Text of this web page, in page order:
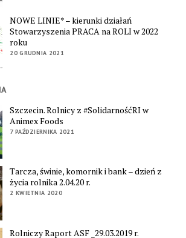
NOWE LINIE* – kierunki działań
Stowarzyszenia PRACA na ROLI w 2022
roku
20 GRUDNIA 2021
Szczecin. Rolnicy z #SolidarnośćRI w
Animex Foods
7 PAŹDZIERNIKA 2021
Tarcza, świnie, komornik i bank – dzień z
życia rolnika 2.04.20 r.
2 KWIETNIA 2020
Rolniczy Raport ASF _29.03.2019 r.